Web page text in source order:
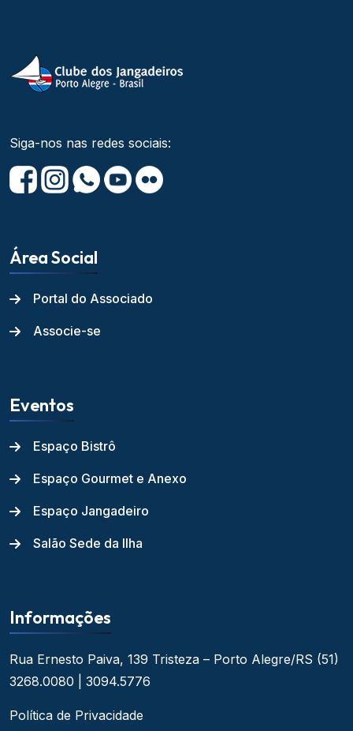
Siga-nos nas redes sociais:
Área Social
Portal do Associado
Associe-se
Eventos
Espaço Bistrô
Espaço Gourmet e Anexo
Espaço Jangadeiro
Salão Sede da Ilha
Informações
Rua Ernesto Paiva, 139 Tristeza – Porto Alegre/RS (51)
3268.0080 | 3094.5776
Política de Privacidade